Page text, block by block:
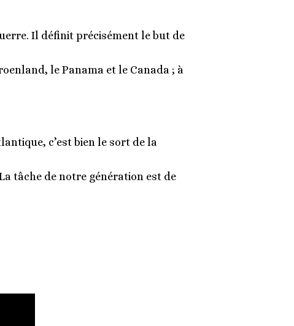
Il définit précisément le but de
le Panama et le Canada ; à
c’est bien le sort de la
tâche de notre génération est de